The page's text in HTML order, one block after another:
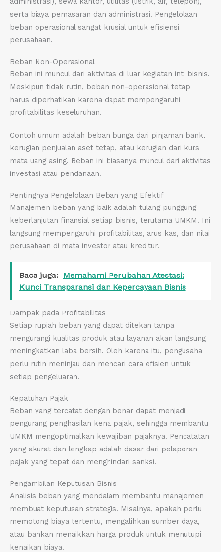
serta biaya pemasaran dan administrasi. Pengelolaan
beban operasional sangat krusial untuk efisiensi
perusahaan.
Beban Non-Operasional
Beban ini muncul dari aktivitas di luar kegiatan inti bisnis.
Meskipun tidak rutin, beban non-operasional tetap
harus diperhatikan karena dapat mempengaruhi
profitabilitas keseluruhan.
Contoh umum adalah beban bunga dari pinjaman bank,
kerugian penjualan aset tetap, atau kerugian dari kurs
mata uang asing. Beban ini biasanya muncul dari aktivitas
investasi atau pendanaan.
Pentingnya Pengelolaan Beban yang Efektif
Manajemen beban yang baik adalah tulang punggung
keberlanjutan finansial setiap bisnis, terutama UMKM. Ini
langsung mempengaruhi profitabilitas, arus kas, dan nilai
perusahaan di mata investor atau kreditur.
Baca juga:
Memahami Perubahan Atestasi:
Kunci Transparansi dan Kepercayaan Bisnis
Dampak pada Profitabilitas
Setiap rupiah beban yang dapat ditekan tanpa
mengurangi kualitas produk atau layanan akan langsung
meningkatkan laba bersih. Oleh karena itu, pengusaha
perlu rutin meninjau dan mencari cara efisien untuk
setiap pengeluaran.
Kepatuhan Pajak
Beban yang tercatat dengan benar dapat menjadi
pengurang penghasilan kena pajak, sehingga membantu
UMKM mengoptimalkan kewajiban pajaknya. Pencatatan
yang akurat dan lengkap adalah dasar dari pelaporan
pajak yang tepat dan menghindari sanksi.
Pengambilan Keputusan Bisnis
Analisis beban yang mendalam membantu manajemen
membuat keputusan strategis. Misalnya, apakah perlu
memotong biaya tertentu, mengalihkan sumber daya,
atau bahkan menaikkan harga produk untuk menutupi
kenaikan biaya.